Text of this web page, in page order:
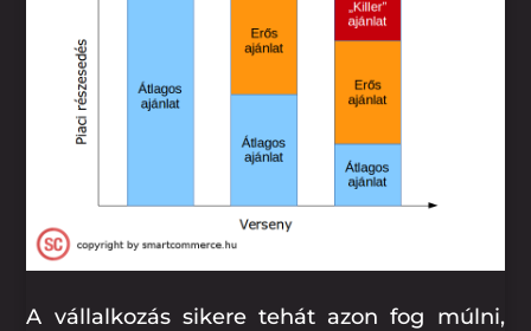
A vállalkozás sikere tehát azon fog múlni,